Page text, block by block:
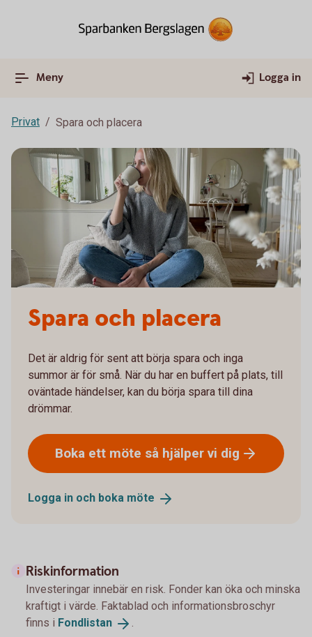
Meny Logga in
Privat Spara och placera
Spara och placera
Det är aldrig för sent att börja spara och inga
summor är för små. När du har en buffert på plats, till
oväntade händelser, kan du börja spara till dina
drömmar.
Boka ett möte så hjälper vi dig
Logga in och boka möte
Riskinformation
Investeringar innebär en risk. Fonder kan öka och minska
kraftigt i värde. Faktablad och informationsbroschyr
finns i Fondlistan